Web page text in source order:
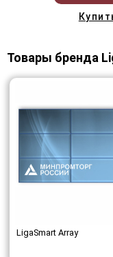
Товары бренда
LigaSmart Array